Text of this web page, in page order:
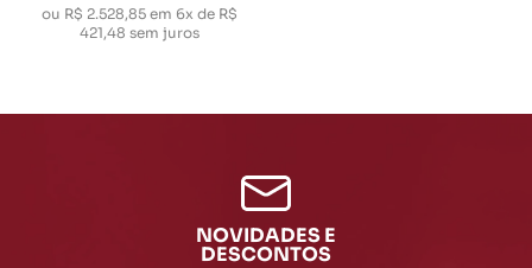
ou R$ 2.528,85em 6x de R$
421,48 sem juros
NOVIDADES E
DESCONTOS